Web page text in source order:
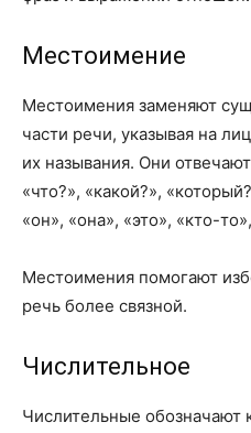
Местоимение
Местоимения заменяют
части речи, указывая на
их называния. Они
«что?», «какой?»,
«он», «она», «это», «кто-
Местоимения помогают
речь более связной.
Числительное
Числительные обозначают